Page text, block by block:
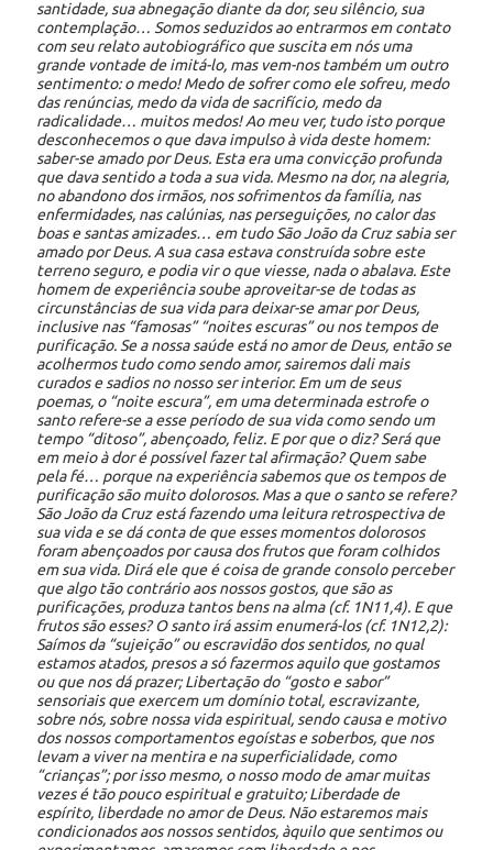
santidade, sua abnegação diante da dor, seu silêncio, sua
contemplação… Somos seduzidos ao entrarmos em contato
com seu relato autobiográfico que suscita em nós uma
grande vontade de imitá-lo, mas vem-nos também um outro
sentimento: o medo! Medo de sofrer como ele sofreu, medo
das renúncias, medo da vida de sacrifício, medo da
radicalidade… muitos medos! Ao meu ver, tudo isto porque
desconhecemos o que dava impulso à vida deste homem:
saber-se amado por Deus. Esta era uma convicção profunda
que dava sentido a toda a sua vida. Mesmo na dor, na alegria,
no abandono dos irmãos, nos sofrimentos da família, nas
enfermidades, nas calúnias, nas perseguições, no calor das
boas e santas amizades… em tudo São João da Cruz sabia ser
amado por Deus. A sua casa estava construída sobre este
terreno seguro, e podia vir o que viesse, nada o abalava. Este
homem de experiência soube aproveitar-se de todas as
circunstâncias de sua vida para deixar-se amar por Deus,
inclusive nas “famosas” “noites escuras” ou nos tempos de
purificação. Se a nossa saúde está no amor de Deus, então se
acolhermos tudo como sendo amor, sairemos dali mais
curados e sadios no nosso ser interior. Em um de seus
poemas, o “noite escura”, em uma determinada estrofe o
santo refere-se a esse período de sua vida como sendo um
tempo “ditoso”, abençoado, feliz. E por que o diz? Será que
em meio à dor é possível fazer tal afirmação? Quem sabe
pela fé… porque na experiência sabemos que os tempos de
purificação são muito dolorosos. Mas a que o santo se refere?
São João da Cruz está fazendo uma leitura retrospectiva de
sua vida e se dá conta de que esses momentos dolorosos
foram abençoados por causa dos frutos que foram colhidos
em sua vida. Dirá ele que é coisa de grande consolo perceber
que algo tão contrário aos nossos gostos, que são as
purificações, produza tantos bens na alma (cf. 1N11,4). E que
frutos são esses? O santo irá assim enumerá-los (cf. 1N12,2):
Saímos da “sujeição” ou escravidão dos sentidos, no qual
estamos atados, presos a só fazermos aquilo que gostamos
ou que nos dá prazer; Libertação do “gosto e sabor”
sensoriais que exercem um domínio total, escravizante,
sobre nós, sobre nossa vida espiritual, sendo causa e motivo
dos nossos comportamentos egoístas e soberbos, que nos
levam a viver na mentira e na superficialidade, como
“crianças”; por isso mesmo, o nosso modo de amar muitas
vezes é tão pouco espiritual e gratuito; Liberdade de
espírito, liberdade no amor de Deus. Não estaremos mais
condicionados aos nossos sentidos, àquilo que sentimos ou